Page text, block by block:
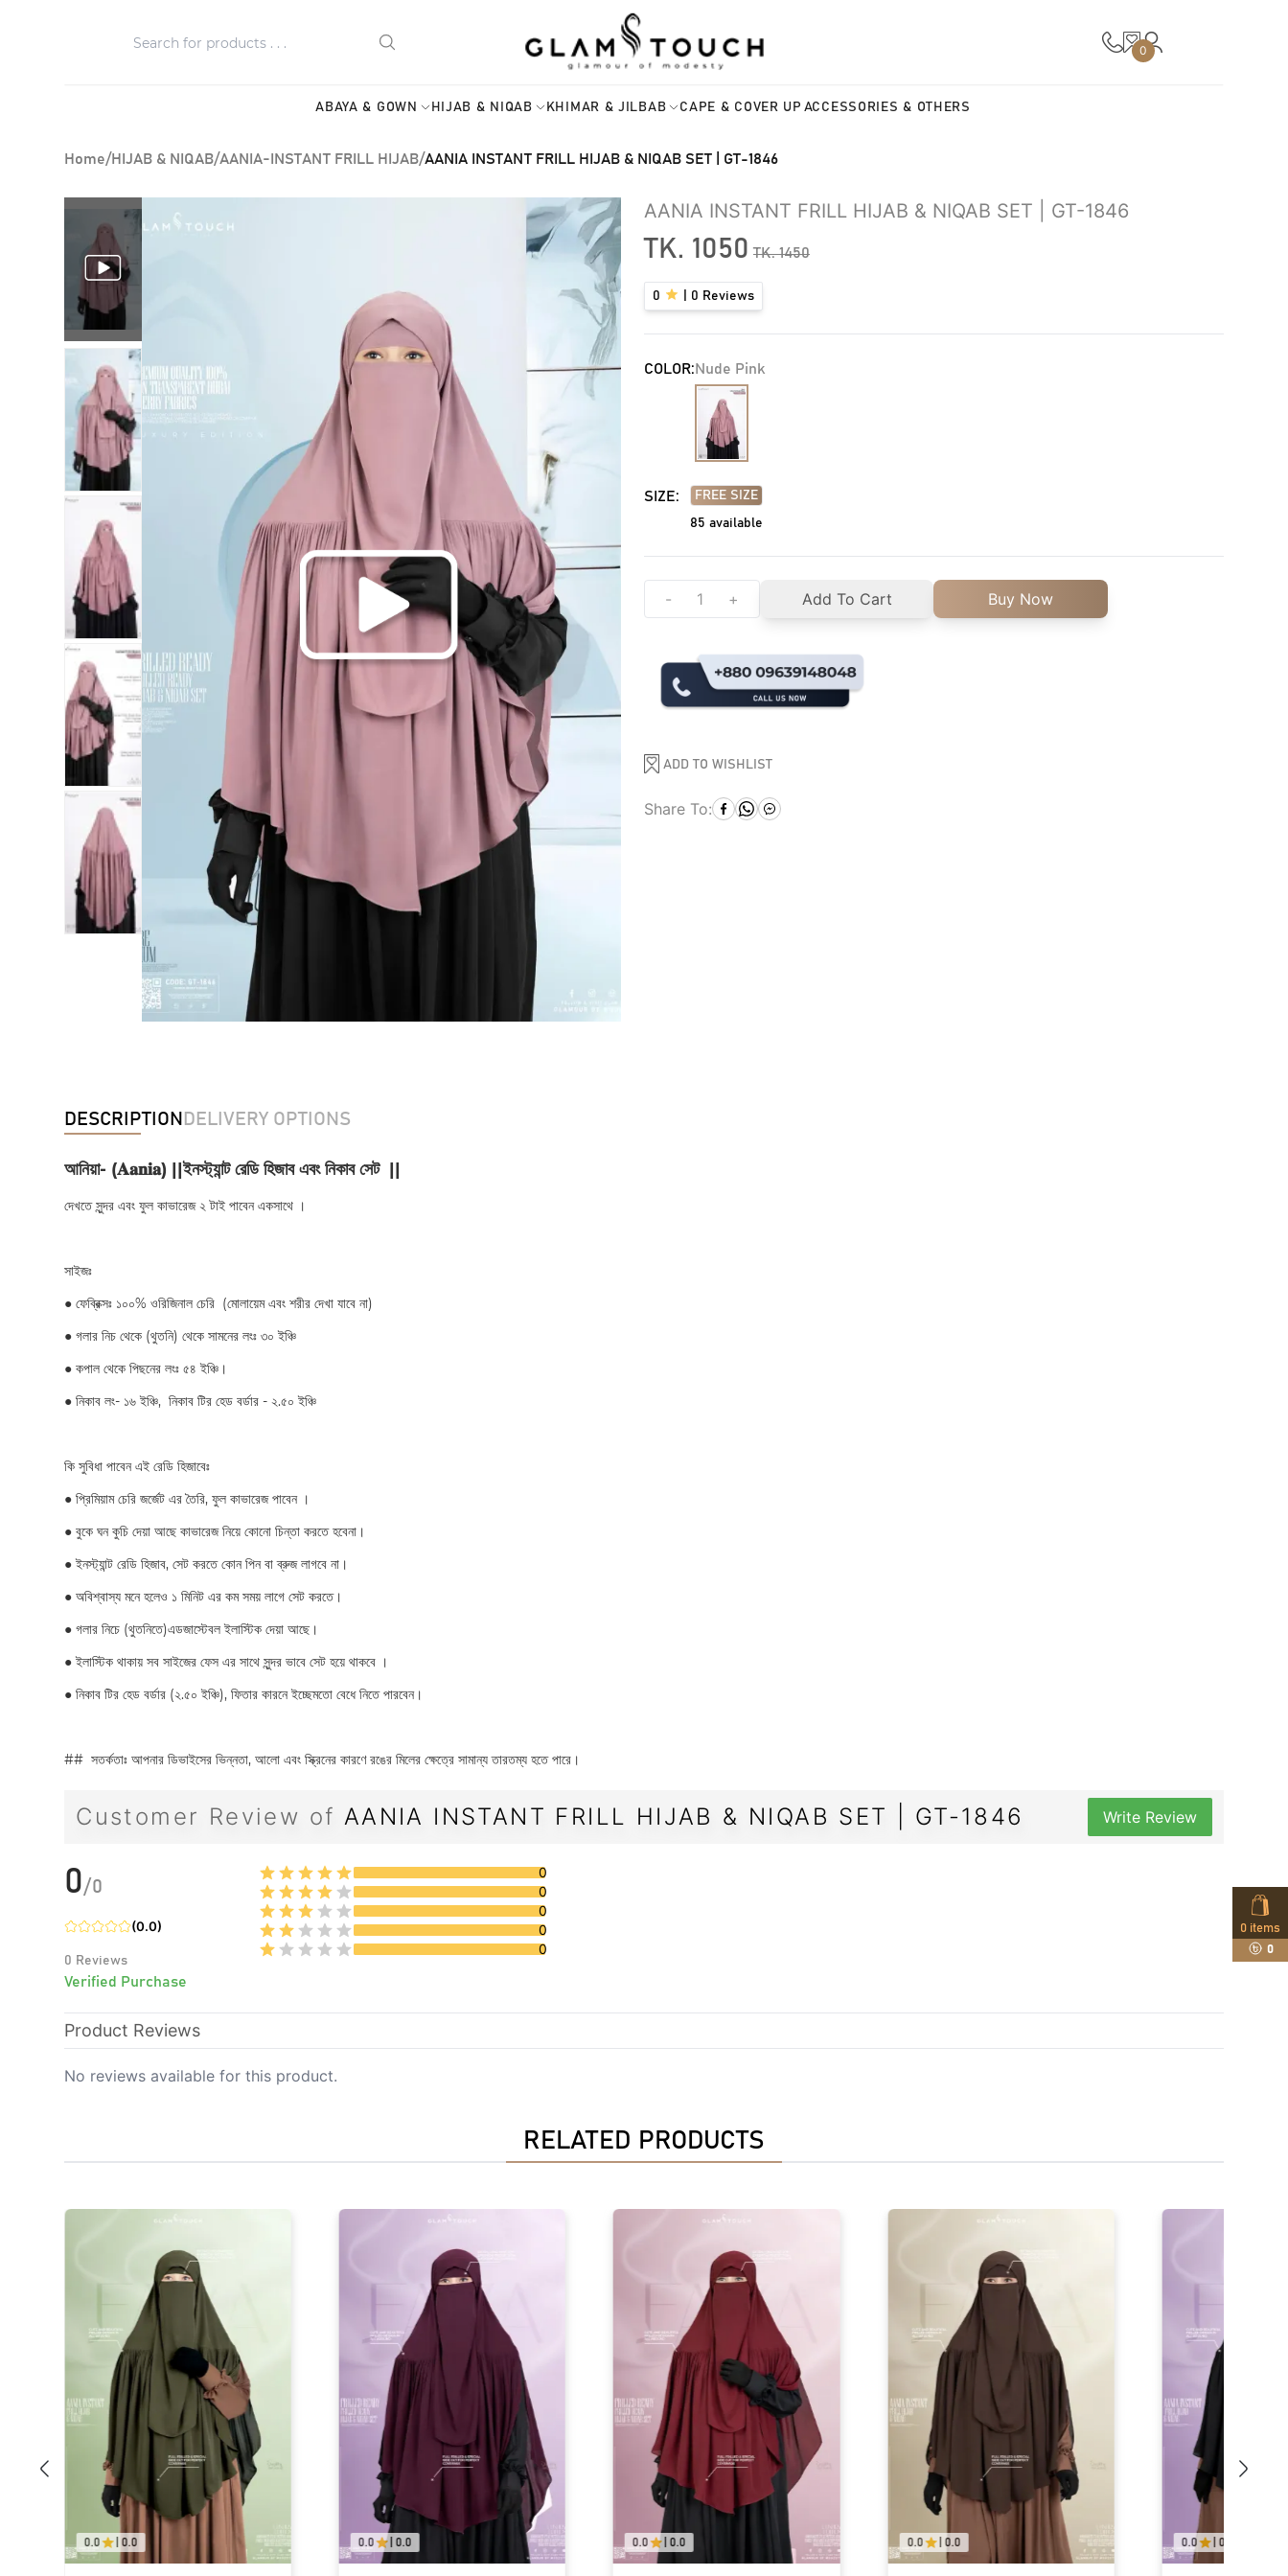
0
ABAYA & GOWN HIJAB & NIQAB KHIMAR & JILBAB CAPE & COVER UP ACCESSORIES & OTHERS
0 items
0
Home/HIJAB & NIQAB/AANIA-INSTANT FRILL HIJAB/AANIA INSTANT FRILL HIJAB & NIQAB SET | GT-1846
AANIA INSTANT FRILL HIJAB & NIQAB SET | GT-1846
TK. 1050 TK.1450
0 0 Reviews
COLOR: Nude Pink
SIZE: FREE SIZE
85 available
- + Add To Cart Buy Now
ADD TO WISHLIST
Share To:
DESCRIPTION DELIVERY OPTIONS
আনিয়া- (𝐀𝐚𝐧𝐢𝐚) ||ইনস্ট্যান্ট রেডি হিজাব এবং নিকাব সেট ||
দেখতে সুন্দর এবং ফুল কাভারেজ ২ টাই পাবেন একসাথে ।
সাইজঃ
● ফেব্রিক্সঃ ১০০% ওরিজিনাল চেরি (মোলায়েম এবং শরীর দেখা যাবে না)
● গলার নিচ থেকে (থুতনি) থেকে সামনের লংঃ ৩০ ইঞ্চি
● কপাল থেকে পিছনের লংঃ ৫৪ ইঞ্চি।
● নিকাব লং- ১৬ ইঞ্চি, নিকাব টির হেড বর্ডার - ২.৫০ ইঞ্চি
কি সুবিধা পাবেন এই রেডি হিজাবেঃ
● প্রিমিয়াম চেরি জর্জেট এর তৈরি, ফুল কাভারেজ পাবেন ।
● বুকে ঘন কুচি দেয়া আছে কাভারেজ নিয়ে কোনো চিন্তা করতে হবেনা।
●ইনস্ট্যান্ট রেডি হিজাব, সেট করতে কোন পিন বা ব্রুজ লাগবে না।
● অবিশ্বাস্য মনে হলেও ১ মিনিট এর কম সময় লাগে সেট করতে।
● গলার নিচে (থুতনিতে)এডজাস্টেবল ইলাস্টিক দেয়া আছে।
●ইলাস্টিক থাকায় সব সাইজের ফেস এর সাথে সুন্দর ভাবে সেট হয়ে থাকবে ।
● নিকাব টির হেড বর্ডার (২.৫০ ইঞ্চি), ফিতার কারনে ইচ্ছেমতো বেধে নিতে পারবেন।
## সতর্কতাঃ আপনার ডিভাইসের ভিন্নতা, আলো এবং স্ক্রিনের কারণে রঙের মিলের ক্ষেত্রে সামান্য তারতম্য হতে পারে।
Customer Review of AANIA INSTANT FRILL HIJAB & NIQAB SET | GT-1846 Write Review
0/0
(0.0)
0 Reviews
Verified Purchase
0
0
0
0
0
Product Reviews
No reviews available for this product.
RELATED PRODUCTS
0.0 0.0 0.0 0.0 0.0 0.0 0.0 0.0 0.0 0.0